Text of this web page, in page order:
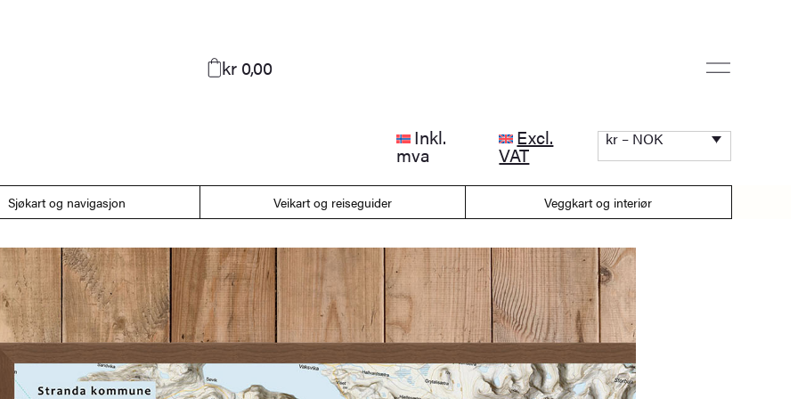
kr 0,00
Inkl.
mva
Excl.
VAT
kr – NOK
Sjøkart og navigasjon Veikart og reiseguider Veggkart og interiør